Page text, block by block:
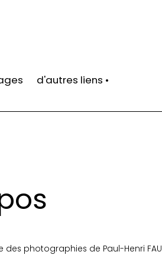
d'autres liens •
des photographies de Paul-Henri